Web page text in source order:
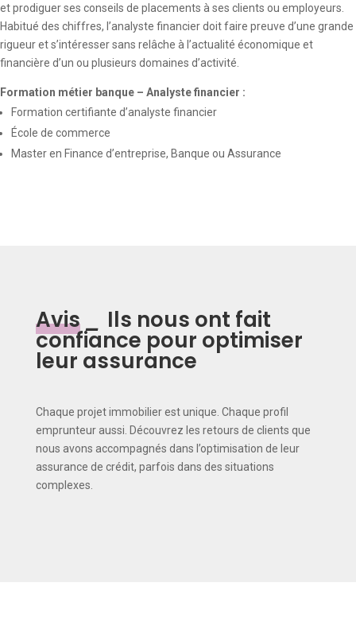
et prodiguer ses conseils de placements à ses clients ou employeurs.
Habitué des chiffres, l’analyste financier doit faire preuve d’une grande
rigueur et s’intéresser sans relâche à l’actualité économique et
financière d’un ou plusieurs domaines d’activité.
Formation métier banque – Analyste financier :
Formation certifiante d’analyste financier
École de commerce
Master en Finance d’entreprise, Banque ou Assurance
Avis _ Ils nous ont fait
confiance pour optimiser
leur assurance
Chaque projet immobilier est unique. Chaque profil
emprunteur aussi. Découvrez les retours de clients que
nous avons accompagnés dans l’optimisation de leur
assurance de crédit, parfois dans des situations
complexes.